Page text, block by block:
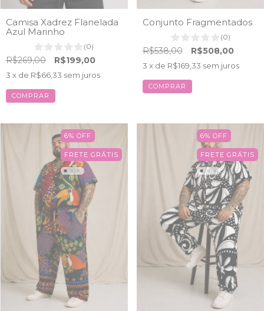
Camisa Xadrez Flanelada
Azul Marinho
(0)
R$269,00 R$199,00
3 x de R$66,33 sem juros
COMPRAR
Conjunto Fragmentados
(0)
R$538,00 R$508,00
3 x de R$169,33 sem juros
COMPRAR
6% OFF
FRETE GRÁTIS
6% OFF
FRETE GRÁTIS